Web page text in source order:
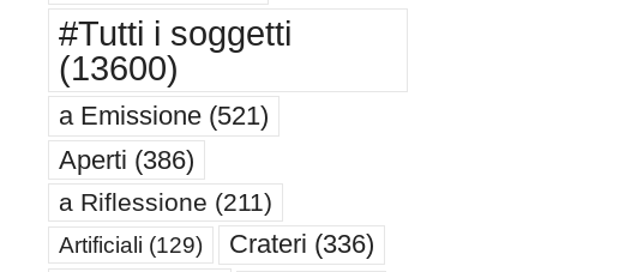
#Tutti i soggetti
(13600)
a Emissione(521)
Aperti (386)
a Riflessione (211)
Artificiali (129) Crateri (336)